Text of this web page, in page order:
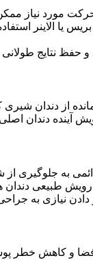
مورد نیاز ممکن
یا الاینر
نتایج طولانی
از دندان شیری
آینده دندان
به جلوگیری
طبیعی
نیازی به جراحی
فضا و کاهش خطر